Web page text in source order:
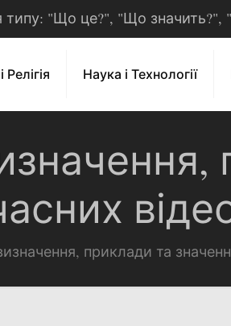
типу: "Що це?", "Що
Релігія Наука і Технології
приклади та